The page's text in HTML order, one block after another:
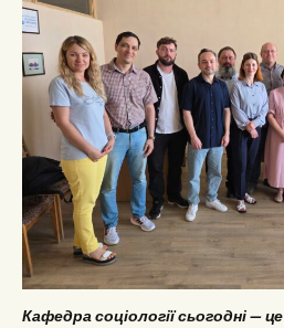
Кафедра соціології сьогодні — це